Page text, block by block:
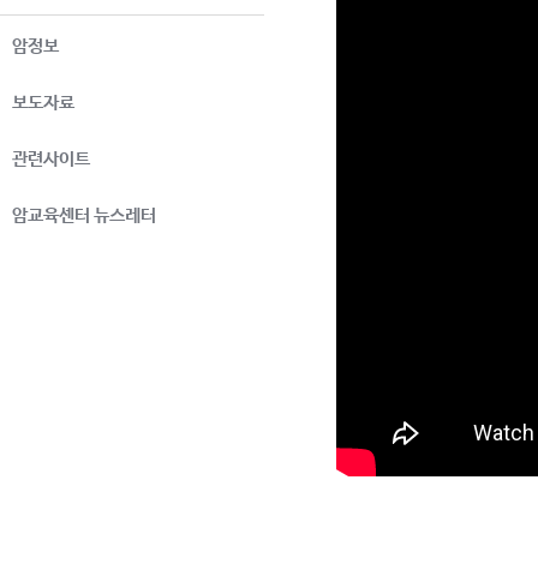
암정보
보도자료
관련사이트
암교육센터 뉴스레터